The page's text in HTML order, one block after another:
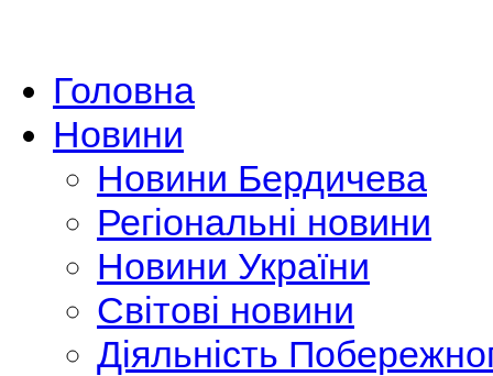
Головна
Новини
Новини Бердичева
Регіональні новини
Новини України
Світові новини
Діяльність